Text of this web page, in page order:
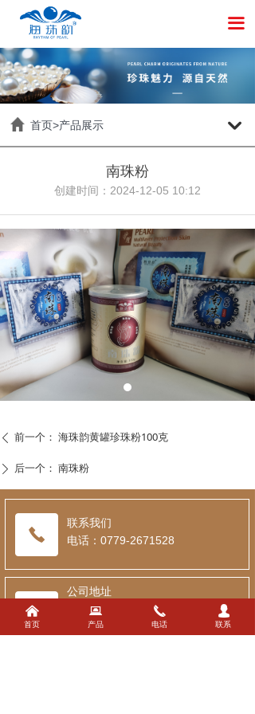
끀
首页>产品展示 낔
南珠粉
创建时间： 2024-12-05 10:12
ꄴ 前一个： 海珠韵黄罐珍珠粉100克
ꄲ 后一个： 南珠粉
联系我们
电话：0779-2671528
公司地址
地址：
广西北海工业园区吉林路与
台湾路交汇北海市新元投资开发有
낀
首页
뀵
产品
끅
电话
넙
联系